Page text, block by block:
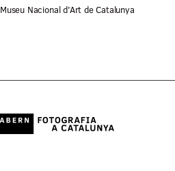
Museu Nacional d'Art de Catalunya